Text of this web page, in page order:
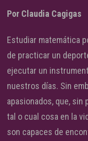
Por Claudia Cagigas
Estudiar matemática
de practicar un
ejecutar un
nuestros días. Sin
apasionados, que, sin
tal o cual cosa en la
son capaces de